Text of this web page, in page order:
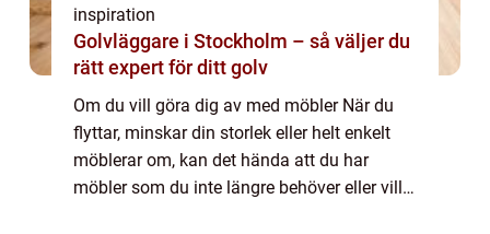
inspiration
Golvläggare i Stockholm – så väljer du
rätt expert för ditt golv
Om du vill göra dig av med möbler När du
flyttar, minskar din storlek eller helt enkelt
möblerar om, kan det hända att du har
möbler som du inte längre behöver eller vill